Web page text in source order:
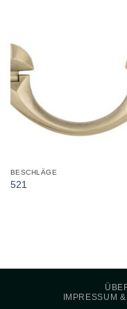
BESCHLÄGE
521
IMPRESSUM